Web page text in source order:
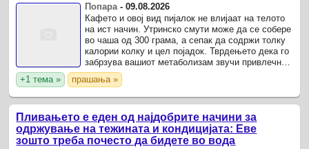
Попара -09.08.2026
Кафето и овој вид пијалок не влијаат на телото
на ист начин. Утринско смути може да се собере
во чаша од 300 грама, а сепак да содржи толку
калории колку и цел појадок. Тврдењето дека го
забрзува вашиот метаболизам звучи привлечно,
но самиот чин на блендирање не ја претвора ...
+1 тема » прашања »
Пливањето е еден од најдобрите начини за
одржување на тежината и кондицијата: Еве
зошто треба почесто да бидете во вода